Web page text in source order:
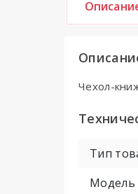
Чехол-
Тип
Модель